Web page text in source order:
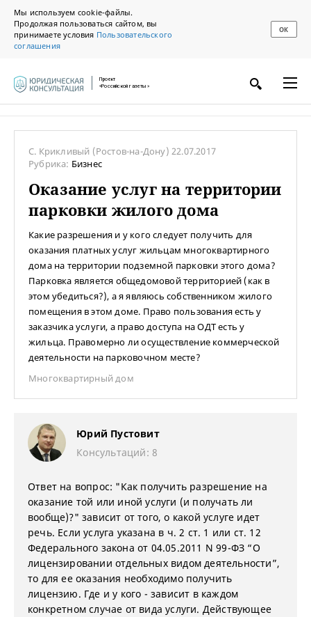
Мы используем cookie-файлы.
Продолжая пользоваться сайтом, вы
принимаете условия Пользовательского
соглашения
ОК
Проект
«Российской газеты»
С. Крикливый (Ростов-на-Дону)22.07.2017
Рубрика: Бизнес
Оказание услуг на территории
парковки жилого дома
Какие разрешения и у кого следует получить для
оказания платных услуг жильцам многоквартирного
дома на территории подземной парковки этого дома?
Парковка является общедомовой территорией (как в
этом убедиться?), а я являюсь собственником жилого
помещения в этом доме. Право пользования есть у
заказчика услуги, а право доступа на ОДТ есть у
жильца. Правомерно ли осуществление коммерческой
деятельности на парковочном месте?
Многоквартирный дом
Юрий Пустовит
Консультаций: 8
Ответ на вопрос: "Как получить разрешение на
оказание той или иной услуги (и получать ли
вообще)?" зависит от того, о какой услуге идет
речь. Если услуга указана в ч. 2 ст. 1 или ст. 12
Федерального закона от 04.05.2011 N 99-ФЗ “О
лицензировании отдельных видом деятельности”,
то для ее оказания необходимо получить
лицензию. Где и у кого - зависит в каждом
конкретном случае от вида услуги. Действующее